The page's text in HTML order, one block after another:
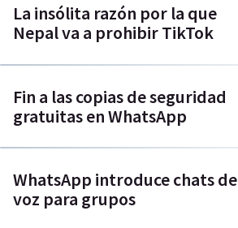
La insólita razón por la que
Nepal va a prohibir TikTok
Fin a las copias de seguridad
gratuitas en WhatsApp
WhatsApp introduce chats de
voz para grupos